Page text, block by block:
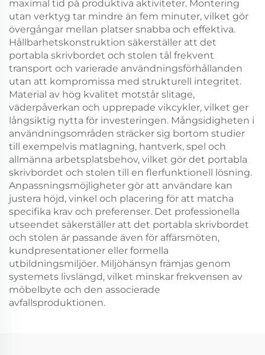
maximal tid på produktiva aktiviteter. Montering
utan verktyg tar mindre än fem minuter, vilket gör
övergångar mellan platser snabba och effektiva.
Hållbarhetskonstruktion säkerställer att det
portabla skrivbordet och stolen tål frekvent
transport och varierade användningsförhållanden
utan att kompromissa med strukturell integritet.
Material av hög kvalitet motstår slitage,
väderpåverkan och upprepade vikcykler, vilket ger
långsiktig nytta för investeringen. Mångsidigheten i
användningsområden sträcker sig bortom studier
till exempelvis matlagning, hantverk, spel och
allmänna arbetsplatsbehov, vilket gör det portabla
skrivbordet och stolen till en flerfunktionell lösning.
Anpassningsmöjligheter gör att användare kan
justera höjd, vinkel och placering för att matcha
specifika krav och preferenser. Det professionella
utseendet säkerställer att det portabla skrivbordet
och stolen är passande även för affärsmöten,
kundpresentationer eller formella
utbildningsmiljöer. Miljöhänsyn främjas genom
systemets livslängd, vilket minskar frekvensen av
möbelbyte och den associerade
avfallsproduktionen.